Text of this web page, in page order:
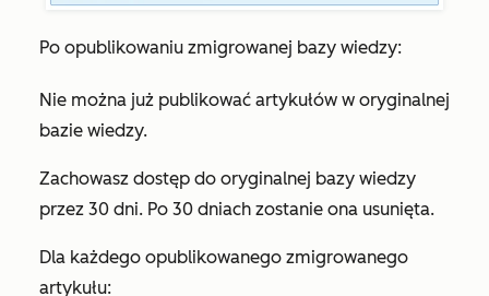
Po opublikowaniu zmigrowanej bazy wiedzy:
Nie można już publikować artykułów w oryginalnej
bazie wiedzy.
Zachowasz dostęp do oryginalnej bazy wiedzy
przez 30 dni. Po 30 dniach zostanie ona usunięta.
Dla każdego opublikowanego zmigrowanego
artykułu: